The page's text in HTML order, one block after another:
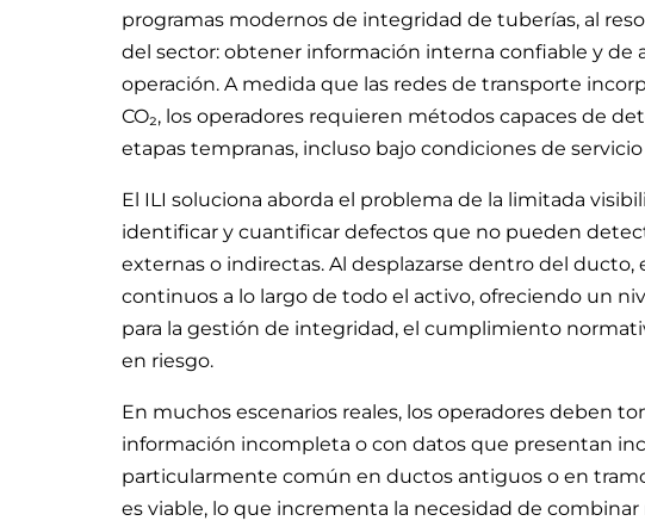
programas modernos de integridad de tuberías, al
del sector: obtener información interna confiable y de
operación. A medida que las redes de transporte
CO₂, los operadores requieren métodos capaces de
etapas tempranas, incluso bajo condiciones de
El ILI soluciona aborda el problema de la limitada
identificar y cuantificar defectos que no pueden
externas o indirectas. Al desplazarse dentro del
continuos a lo largo de todo el activo, ofreciendo un
para la gestión de integridad, el cumplimiento
en riesgo.
En muchos escenarios reales, los operadores deben
información incompleta o con datos que presentan
particularmente común en ductos antiguos o en
es viable, lo que incrementa la necesidad de